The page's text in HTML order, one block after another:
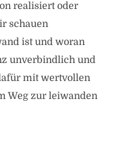
realisiert oder
schauen
ist und woran
unverbindlich und
mit wertvollen
Weg zur leiwanden